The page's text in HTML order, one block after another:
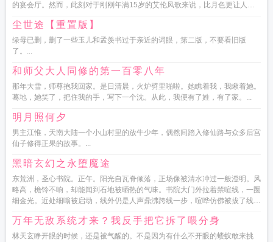
的宴会厅。然而，此刻对于刚刚年满15岁的艾伦风歌来说，比月色更让人眼
尘世途【重置版】
绿母已删，删了一些玉儿和孟羡书过于亲近的词眼，第二版，不要看旧版
了。...
和师父大人同修的第一百零八年
那年大雪，师尊抱我回家。是日清晨，火炉劈里啪啦。她瞧着我，我瞅着她。
蓦地，她笑了，把住我的手，写下一个沈。从此，我便有了姓，有了家。...
明月照何夕
男主江惟，天南大陆一个小山村里的放牛少年，偶然间踏入修仙路与众多后宫
仙子修得正果的故事。...
黑暗玄幻之永堕魔途
东荒洲，圣心书院。正午。阳光自瓦脊倾落，正场像被清水冲过一般澄明。风
略高，檐铃不响，却能闻到石地被晒热的气味。书院大门外拉着禁喧线，一圈
细金光。近处细嗡被启动，线外仍是人声鼎沸跨线一步，喧哗仿佛被拔了线，
万年无敌系统才来？我反手把它拆了喂分身
林天玄睁开眼的时候，还是被气醒的。不是因为有什么不开眼的蝼蚁敢来挑